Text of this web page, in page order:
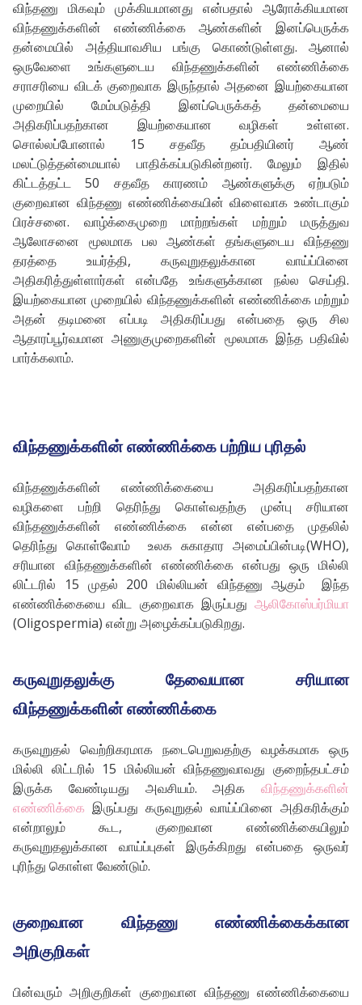
விந்தணு மிகவும் முக்கியமானது என்பதால் ஆரோக்கியமான
விந்தணுக்களின் எண்ணிக்கை ஆண்களின் இனப்பெருக்க
தன்மையில் அத்தியாவசிய பங்கு கொண்டுள்ளது. ஆனால்
ஒருவேளை உங்களுடைய விந்தணுக்களின் எண்ணிக்கை
சராசரியை விடக் குறைவாக இருந்தால் அதனை இயற்கையான
முறையில் மேம்படுத்தி இனப்பெருக்கத் தன்மையை
அதிகரிப்பதற்கான இயற்கையான வழிகள் உள்ளன.
சொல்லப்போனால் 15 சதவீத தம்பதியினர் ஆண்
மலட்டுத்தன்மையால் பாதிக்கப்படுகின்றனர். மேலும் இதில்
கிட்டத்தட்ட 50 சதவீத காரணம் ஆண்களுக்கு ஏற்படும்
குறைவான விந்தணு எண்ணிக்கையின் விளைவாக உண்டாகும்
பிரச்சனை. வாழ்க்கைமுறை மாற்றங்கள் மற்றும் மருத்துவ
ஆலோசனை மூலமாக பல ஆண்கள் தங்களுடைய விந்தணு
தரத்தை உயர்த்தி, கருவுறுதலுக்கான வாய்ப்பினை
அதிகரித்துள்ளார்கள் என்பதே உங்களுக்கான நல்ல செய்தி.
இயற்கையான முறையில் விந்தணுக்களின் எண்ணிக்கை மற்றும்
அதன் தடிமனை எப்படி அதிகரிப்பது என்பதை ஒரு சில
ஆதாரப்பூர்வமான அணுகுமுறைகளின் மூலமாக இந்த பதிவில்
பார்க்கலாம்.
விந்தணுக்களின் எண்ணிக்கை பற்றிய புரிதல்
விந்தணுக்களின் எண்ணிக்கையை அதிகரிப்பதற்கான
வழிகளை பற்றி தெரிந்து கொள்வதற்கு முன்பு சரியான
விந்தணுக்களின் எண்ணிக்கை என்ன என்பதை முதலில்
தெரிந்து கொள்வோம் உலக சுகாதார அமைப்பின்படி(WHO),
சரியான விந்தணுக்களின் எண்ணிக்கை என்பது ஒரு மில்லி
லிட்டரில் 15 முதல் 200 மில்லியன் விந்தணு ஆகும் இந்த
எண்ணிக்கையை விட குறைவாக இருப்பது ஆலிகோஸ்பர்மியா
(Oligospermia) என்று அழைக்கப்படுகிறது.
கருவுறுதலுக்கு தேவையான சரியான
விந்தணுக்களின் எண்ணிக்கை
கருவுறுதல் வெற்றிகரமாக நடைபெறுவதற்கு வழக்கமாக ஒரு
மில்லி லிட்டரில் 15 மில்லியன் விந்தணுவாவது குறைந்தபட்சம்
இருக்க வேண்டியது அவசியம். அதிக விந்தணுக்களின்
எண்ணிக்கை இருப்பது கருவுறுதல் வாய்ப்பினை அதிகரிக்கும்
என்றாலும் கூட, குறைவான எண்ணிக்கையிலும்
கருவுறுதலுக்கான வாய்ப்புகள் இருக்கிறது என்பதை ஒருவர்
புரிந்து கொள்ள வேண்டும்.
குறைவான விந்தணு எண்ணிக்கைக்கான
அறிகுறிகள்
பின்வரும் அறிகுறிகள் குறைவான விந்தணு எண்ணிக்கையை